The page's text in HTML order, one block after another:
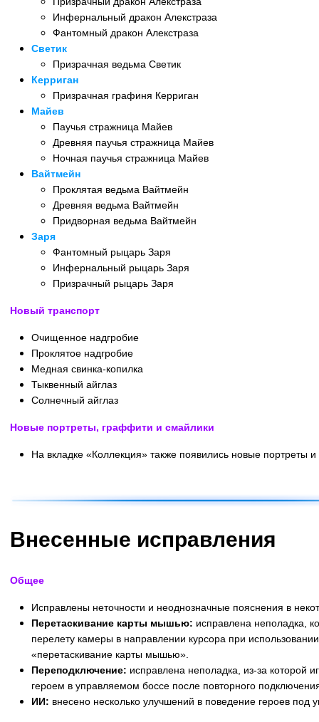
Инфернальный дракон Алекстраза
Фантомный дракон Алекстраза
Светик
Призрачная ведьма Светик
Керриган
Призрачная графиня Керриган
Майев
Паучья стражница Майев
Древняя паучья стражница Майев
Ночная паучья стражница Майев
Вайтмейн
Проклятая ведьма Вайтмейн
Древняя ведьма Вайтмейн
Придворная ведьма Вайтмейн
Заря
Фантомный рыцарь Заря
Инфернальный рыцарь Заря
Призрачный рыцарь Заря
Новый транспорт
Очищенное надгробие
Проклятое надгробие
Медная свинка-копилка
Тыквенный айглаз
Солнечный айглаз
Новые портреты, граффити и смайлики
На вкладке «Коллекция» также появились новые портреты
Внесенные исправления
Общее
Исправлены неточности и неоднозначные пояснения в
Перетаскивание карты мышью: исправлена неполадка,
перелету камеры в направлении курсора при
«перетаскивание карты мышью».
Переподключение: исправлена неполадка, из-за которой
героем в управляемом боссе после повторного
ИИ: внесено несколько улучшений в поведение героев под